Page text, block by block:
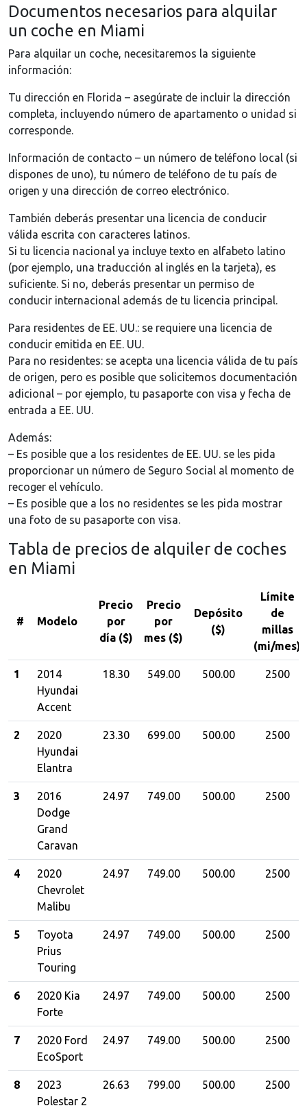
Documentos necesarios para alquilar
un coche en Miami
Para alquilar un coche, necesitaremos la siguiente
información:
Tu dirección en Florida – asegúrate de incluir la dirección
completa, incluyendo número de apartamento o unidad si
corresponde.
Información de contacto – un número de teléfono local (si
dispones de uno), tu número de teléfono de tu país de
origen y una dirección de correo electrónico.
También deberás presentar una licencia de conducir
válida escrita con caracteres latinos.
Si tu licencia nacional ya incluye texto en alfabeto latino
(por ejemplo, una traducción al inglés en la tarjeta), es
suficiente. Si no, deberás presentar un permiso de
conducir internacional además de tu licencia principal.
Para residentes de EE. UU.: se requiere una licencia de
conducir emitida en EE. UU.
Para no residentes: se acepta una licencia válida de tu país
de origen, pero es posible que solicitemos documentación
adicional – por ejemplo, tu pasaporte con visa y fecha de
entrada a EE. UU.
Además:
– Es posible que a los residentes de EE. UU. se les pida
proporcionar un número de Seguro Social al momento de
recoger el vehículo.
– Es posible que a los no residentes se les pida mostrar
una foto de su pasaporte con visa.
Tabla de precios de alquiler de coches
en Miami
# Modelo
Precio
por
día ($)
Precio
por
mes ($)
Depósito
($)
Límite
de
millas
(mi/mes)
1
2014
Hyundai
Accent
18.30 549.00 500.00 2500
2
2020
Hyundai
Elantra
23.30 699.00 500.00 2500
3
2016
Dodge
Grand
Caravan
24.97 749.00 500.00 2500
4
2020
Chevrolet
Malibu
24.97 749.00 500.00 2500
5
Toyota
Prius
Touring
24.97 749.00 500.00 2500
6
2020 Kia
Forte
24.97 749.00 500.00 2500
7
2020 Ford
EcoSport
24.97 749.00 500.00 2500
8
2023
Polestar 2
26.63 799.00 500.00 2500